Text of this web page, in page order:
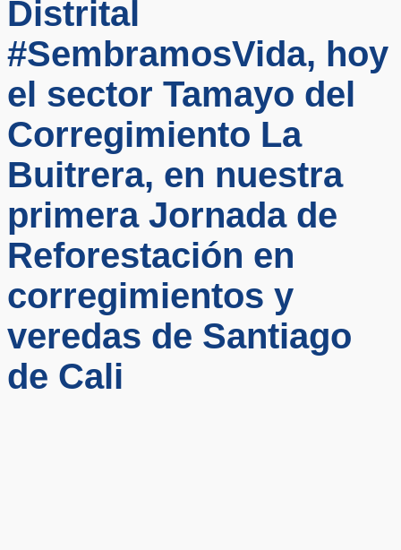
Distrital
#SembramosVida, hoy
el sector Tamayo del
Corregimiento La
Buitrera, en nuestra
primera Jornada de
Reforestación en
corregimientos y
veredas de Santiago
de Cali